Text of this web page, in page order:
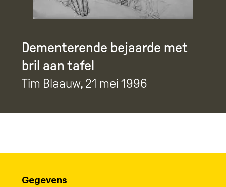
Dementerende bejaarde met
bril aan tafel
Tim Blaauw, 21 mei 1996
Gegevens